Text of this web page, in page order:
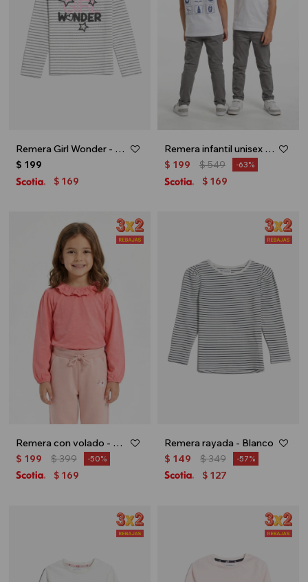
Remera Girl Wonder - Blanco
$ 199
$ 169
Remera infantil unisex Uruguay - Blanco
$ 199 $549 63
$ 169
Remera con volado - Fucsia
$ 199 $399 50
$ 169
Remera rayada - Blanco
$ 149 $349 57
$ 127